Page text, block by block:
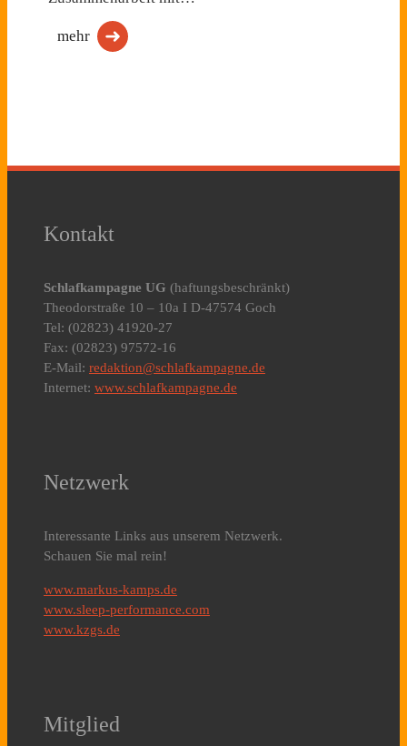
mehr
Kontakt
Schlafkampagne UG (haftungsbeschränkt)
Theodorstraße 10 – 10a I D-47574 Goch
Tel: (02823) 41920-27
Fax: (02823) 97572-16
E-Mail: redaktion@schlafkampagne.de
Internet: www.schlafkampagne.de
Netzwerk
Interessante Links aus unserem Netzwerk.
Schauen Sie mal rein!
www.markus-kamps.de
www.sleep-performance.com
www.kzgs.de
Mitglied